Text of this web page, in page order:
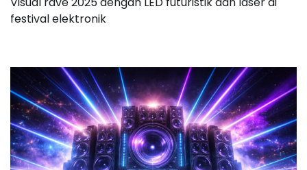
festival elektronik